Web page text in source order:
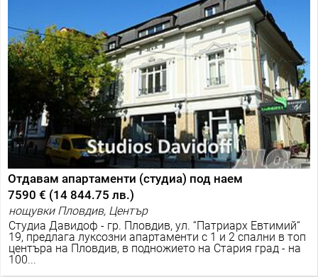
Отдавам апартаменти (студиа) под наем
7590 € (14 844.75 лв.)
нощувки Пловдив, Център
Студиа Давидоф - гр. Пловдив, ул. “Патриарх Евтимий“
19, предлага луксозни апартаменти с 1 и 2 спални в топ
центъра на Пловдив, в подножието на Стария град - на
100...